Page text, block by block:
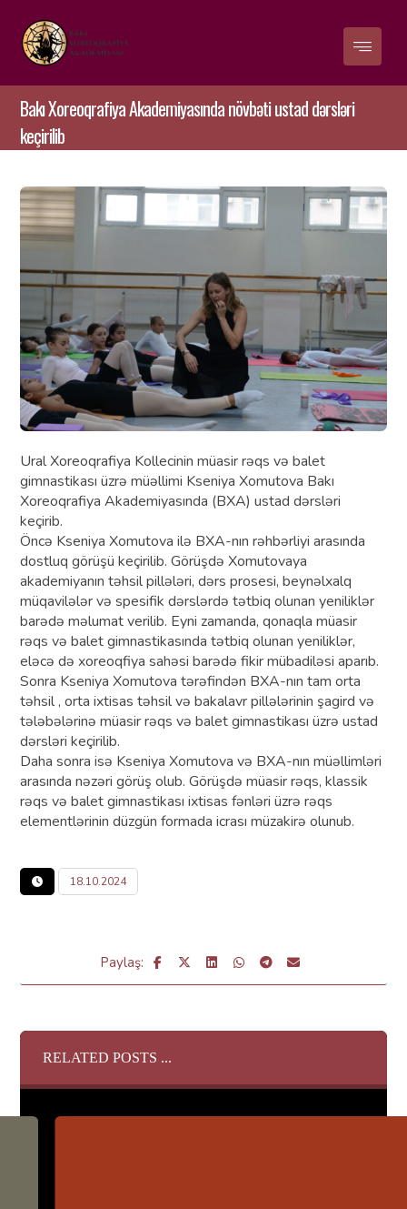
Bakı Xoreoqrafiya Akademiyasında növbəti ustad dərsləri
keçirilib
Ural Xoreoqrafiya Kollecinin müasir rəqs və balet
gimnastikası üzrə müəllimi Kseniya Xomutova Bakı
Xoreoqrafiya Akademiyasında (BXA) ustad dərsləri
keçirib.
Öncə Kseniya Xomutova ilə BXA-nın rəhbərliyi arasında
dostluq görüşü keçirilib. Görüşdə Xomutovaya
akademiyanın təhsil pillələri, dərs prosesi, beynəlxalq
müqavilələr və spesifik dərslərdə tətbiq olunan yeniliklər
barədə məlumat verilib. Eyni zamanda, qonaqla müasir
rəqs və balet gimnastikasında tətbiq olunan yeniliklər,
eləcə də xoreoqfiya sahəsi barədə fikir mübadiləsi aparıb.
Sonra Kseniya Xomutova tərəfindən BXA-nın tam orta
təhsil , orta ixtisas təhsil və bakalavr pillələrinin şagird və
tələbələrinə müasir rəqs və balet gimnastikası üzrə ustad
dərsləri keçirilib.
Daha sonra isə Kseniya Xomutova və BXA-nın müəllimləri
arasında nəzəri görüş olub. Görüşdə müasir rəqs, klassik
rəqs və balet gimnastikası ixtisas fənləri üzrə rəqs
elementlərinin düzgün formada icrası müzakirə olunub.
18.10.2024
RELATED POSTS ...